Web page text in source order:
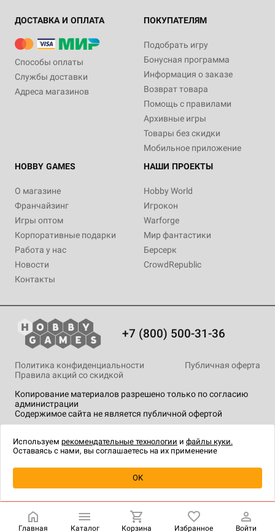
Уведомить о наличии
ДОСТАВКА И ОПЛАТА
Способы оплаты
Службы доставки
Адреса магазинов
ПОКУПАТЕЛЯМ
Подобрать игру
Бонусная программа
Информация о заказе
Возврат товара
Помощь с правилами
Архивные игры
Товары без скидки
Мобильное приложение
HOBBY GAMES
О магазине
Франчайзинг
Игры оптом
Корпоративные подарки
Работа у нас
Новости
Контакты
НАШИ ПРОЕКТЫ
Hobby World
Игрокон
Warforge
Мир фантастики
Берсерк
CrowdRepublic
+7 (800) 500-31-36
Копирование материалов разрешено только по согласию
администрации
Содержимое сайта не является публичной офертой
Политика конфиденциальности
Публичная оферта
Правила акций со скидкой
технологии.
Главная Каталог Корзина Избранное Войти
Используем рекомендательные технологии и файлы куки.
Оставаясь с нами, вы соглашаетесь на их применение
OK